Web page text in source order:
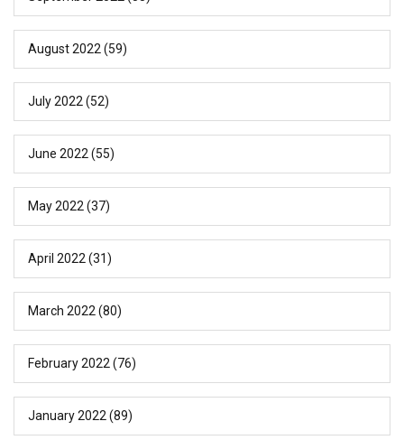
August 2022 (59)
July 2022 (52)
June 2022 (55)
May 2022 (37)
April 2022 (31)
March 2022 (80)
February 2022 (76)
January 2022 (89)